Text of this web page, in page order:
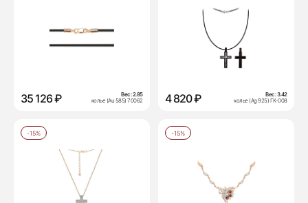
35 126 ₽ Вес:2.85
колье (Au 585) 70062
4 820 ₽ Вес:3.42
колье (Ag 925) ГК-008
-15% -15%